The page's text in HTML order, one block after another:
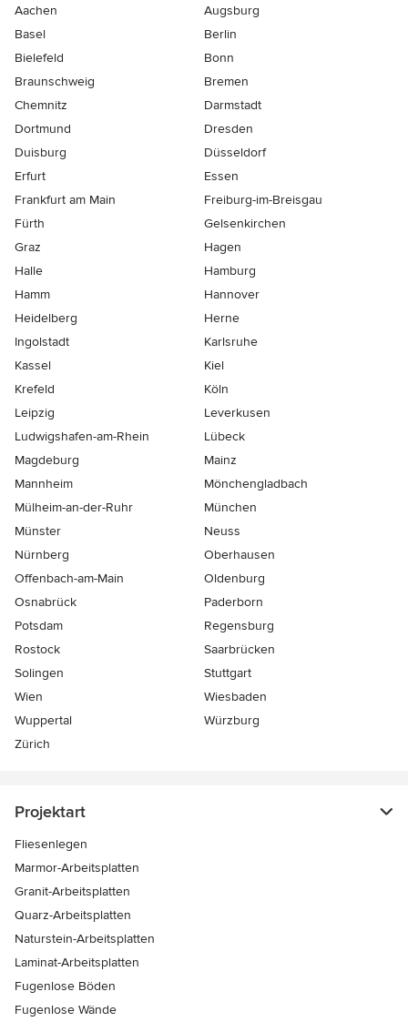
Aachen
Augsburg
Basel
Berlin
Bielefeld
Bonn
Braunschweig
Bremen
Chemnitz
Darmstadt
Dortmund
Dresden
Duisburg
Düsseldorf
Erfurt
Essen
Frankfurt am Main
Freiburg-im-Breisgau
Fürth
Gelsenkirchen
Graz
Hagen
Halle
Hamburg
Hamm
Hannover
Heidelberg
Herne
Ingolstadt
Karlsruhe
Kassel
Kiel
Krefeld
Köln
Leipzig
Leverkusen
Ludwigshafen-am-Rhein
Lübeck
Magdeburg
Mainz
Mannheim
Mönchen­gladbach
Mülheim-an-der-Ruhr
München
Münster
Neuss
Nürnberg
Oberhausen
Offenbach-am-Main
Oldenburg
Osnabrück
Paderborn
Potsdam
Regensburg
Rostock
Saarbrücken
Solingen
Stuttgart
Wien
Wiesbaden
Wuppertal
Würzburg
Zürich
Projektart
Fliesenlegen
Marmor-Arbeitsplatten
Granit-Arbeitsplatten
Quarz-Arbeitsplatten
Naturstein-Arbeitsplatten
Laminat-Arbeitsplatten
Fugenlose Böden
Fugenlose Wände